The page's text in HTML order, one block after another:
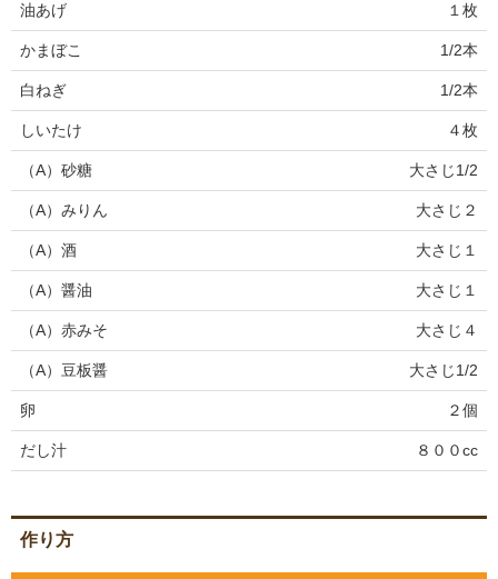
油あげ １枚
かまぼこ 1/2本
白ねぎ 1/2本
しいたけ ４枚
（A）砂糖 大さじ1/2
（A）みりん 大さじ２
（A）酒 大さじ１
（A）醤油 大さじ１
（A）赤みそ 大さじ４
（A）豆板醤 大さじ1/2
卵 ２個
だし汁 ８００cc
作り方